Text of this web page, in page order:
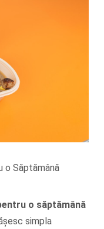
o Săptămână
o săptămână
simpla